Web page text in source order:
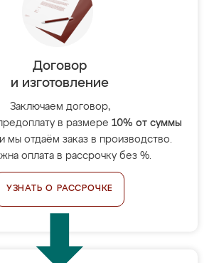
Договор
и изготовление
Заключаем договор,
в размере 10% от суммы
мы отдаём заказ в производство.
оплата в рассрочку без %.
УЗНАТЬ О РАССРОЧКЕ